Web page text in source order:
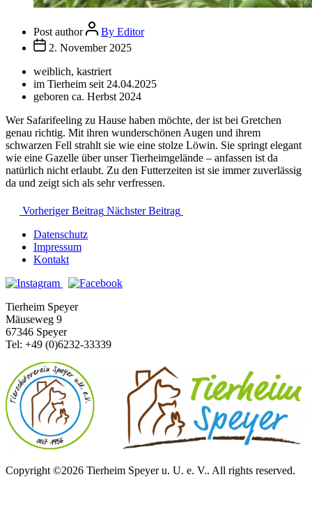
Post author
By Editor
2. November 2025
weiblich, kastriert
im Tierheim seit 24.04.2025
geboren ca. Herbst 2024
Wer Safarifeeling zu Hause haben möchte, der ist bei Gretchen
genau richtig. Mit ihren wunderschönen Augen und ihrem
schwarzen Fell strahlt sie wie eine stolze Löwin. Sie springt elegant
wie eine Gazelle über unser Tierheimgelände – anfassen ist da
natürlich nicht erlaubt. Zu den Futterzeiten ist sie immer zuverlässig
da und zeigt sich als sehr verfressen.
Vorheriger Beitrag Nächster Beitrag
Datenschutz
Impressum
Kontakt
Tierheim Speyer
Mäuseweg 9
67346 Speyer
Tel: +49 (0)6232-33339
Copyright ©2026 Tierheim Speyer u. U. e. V.. All rights reserved.